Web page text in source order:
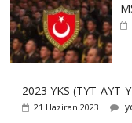
2023 YKS (TYT-AYT-
21 Haziran 2023